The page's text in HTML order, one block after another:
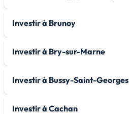
Investir à Brunoy
Investir à Bry-sur-Marne
Investir à Bussy-Saint-Georges
Investir à Cachan